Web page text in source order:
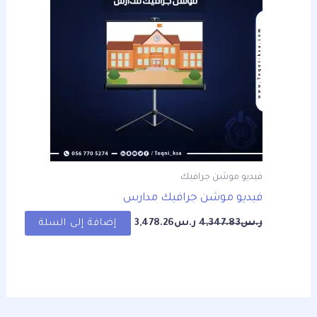
فيديو موشن جرافيك
فيديو موشن جرافيك مدارس
ر.س4,347.83 ر.س3,478.26 إضافة إلى السلة